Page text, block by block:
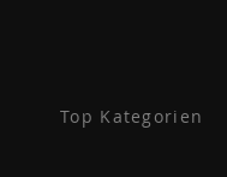
Top Kategorien